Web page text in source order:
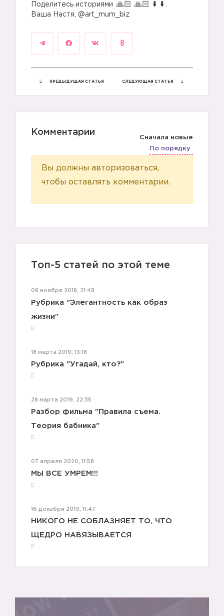
Поделитесь историями
Ваша Настя, @art_mum_biz
ПРЕДЫДУЩАЯ СТАТЬЯ СЛЕДУЮЩАЯ СТАТЬЯ
Комментарии
Сначала новые
По порядку
Вы должны авторизоваться,
чтобы оставлять комментарии.
Топ-5 статей по этой теме
08 ноября 2018, 21:48
Рубрика "Элегантность как образ
жизни"
18 марта 2019, 13:18
Рубрика "Угадай, кто?"
28 марта 2019, 22:35
Разбор фильма "Правила съема.
Теория бабника"
07 апреля 2020, 11:58
МЫ ВСЕ УМРЕМ!!!
16 декабря 2019, 11:47
НИКОГО НЕ СОБЛАЗНЯЕТ ТО, ЧТО
ЩЕДРО НАВЯЗЫВАЕТСЯ